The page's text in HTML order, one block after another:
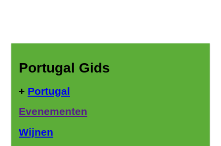
Portugal Gids
+ Portugal
Evenementen
Wijnen